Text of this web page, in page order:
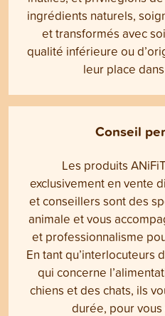
ingrédients naturels,
et transformés avec
qualité inférieure ou
leur place
Conseil
Les produits
exclusivement en vente
et conseillers sont des
animale et vous
et professionnalisme
En tant qu’interlocuteurs
qui concerne
chiens et des chats, ils
durée, pour